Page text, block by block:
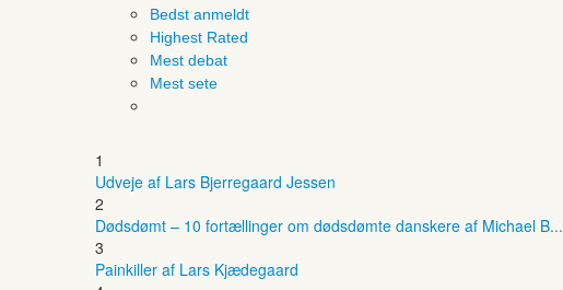
Bedst anmeldt
Highest Rated
Mest debat
Mest sete
1
Udveje af Lars Bjerregaard Jessen
2
Dødsdømt – 10 fortællinger om dødsdømte danskere af Michael B...
3
Painkiller af Lars Kjædegaard